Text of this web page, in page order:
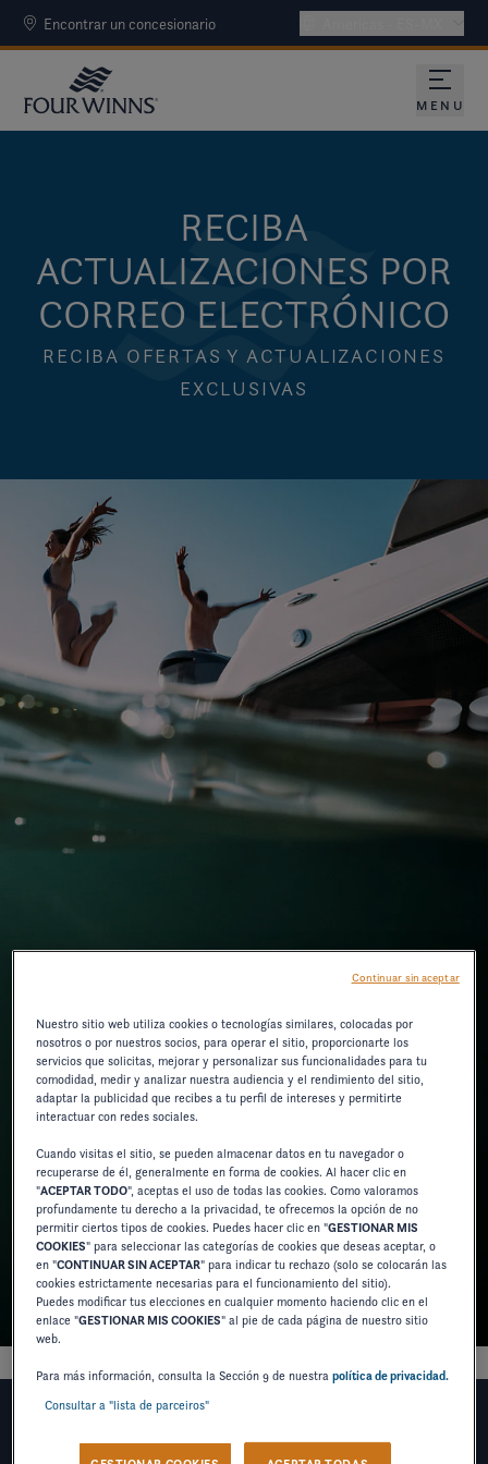
Encontrar un concesionario
MENU
RECIBA
ACTUALIZACIONES POR
CORREO ELECTRÓNICO
RECIBA OFERTAS Y ACTUALIZACIONES
EXCLUSIVAS
DESEO RECIBIR NOTICIAS,
Nuestro sitio web utiliza cookies o tecnologías similares, colocadas por
nosotros o por nuestros socios, para operar el sitio, proporcionarte los
servicios que solicitas, mejorar y personalizar sus funcionalidades para tu
comodidad, medir y analizar nuestra audiencia y el rendimiento del sitio,
adaptar la publicidad que recibes a tu perfil de intereses y permitirte
interactuar con redes sociales.
Cuando visitas el sitio, se pueden almacenar datos en tu navegador o
recuperarse de él, generalmente en forma de cookies. Al hacer clic en
"ACEPTAR TODO", aceptas el uso de todas las cookies. Como valoramos
profundamente tu derecho a la privacidad, te ofrecemos la opción de no
permitir ciertos tipos de cookies. Puedes hacer clic en "GESTIONAR MIS
COOKIES" para seleccionar las categorías de cookies que deseas aceptar, o
en "CONTINUAR SIN ACEPTAR" para indicar tu rechazo (solo se colocarán las
cookies estrictamente necesarias para el funcionamiento del sitio).
Puedes modificar tus elecciones en cualquier momento haciendo clic en el
enlace "GESTIONAR MIS COOKIES" al pie de cada página de nuestro sitio
web.
Para más información, consulta la Sección 9 de nuestrapolítica de privacidad.
Consultar a "lista de parceiros"
Continuar sin aceptar